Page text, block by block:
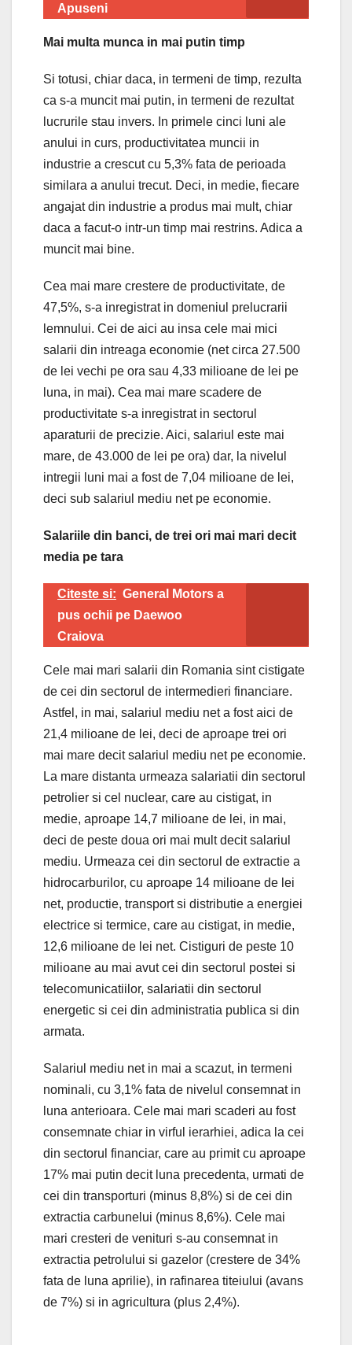
Apuseni
Mai multa munca in mai putin timp
Si totusi, chiar daca, in termeni de timp, rezulta
ca s-a muncit mai putin, in termeni de rezultat
lucrurile stau invers. In primele cinci luni ale
anului in curs, productivitatea muncii in
industrie a crescut cu 5,3% fata de perioada
similara a anului trecut. Deci, in medie, fiecare
angajat din industrie a produs mai mult, chiar
daca a facut-o intr-un timp mai restrins. Adica a
muncit mai bine.
Cea mai mare crestere de productivitate, de
47,5%, s-a inregistrat in domeniul prelucrarii
lemnului. Cei de aici au insa cele mai mici
salarii din intreaga economie (net circa 27.500
de lei vechi pe ora sau 4,33 milioane de lei pe
luna, in mai). Cea mai mare scadere de
productivitate s-a inregistrat in sectorul
aparaturii de precizie. Aici, salariul este mai
mare, de 43.000 de lei pe ora) dar, la nivelul
intregii luni mai a fost de 7,04 milioane de lei,
deci sub salariul mediu net pe economie.
Salariile din banci, de trei ori mai mari decit
media pe tara
Citeste si: General Motors a
pus ochii pe Daewoo
Craiova
Cele mai mari salarii din Romania sint cistigate
de cei din sectorul de intermedieri financiare.
Astfel, in mai, salariul mediu net a fost aici de
21,4 milioane de lei, deci de aproape trei ori
mai mare decit salariul mediu net pe economie.
La mare distanta urmeaza salariatii din sectorul
petrolier si cel nuclear, care au cistigat, in
medie, aproape 14,7 milioane de lei, in mai,
deci de peste doua ori mai mult decit salariul
mediu. Urmeaza cei din sectorul de extractie a
hidrocarburilor, cu aproape 14 milioane de lei
net, productie, transport si distributie a energiei
electrice si termice, care au cistigat, in medie,
12,6 milioane de lei net. Cistiguri de peste 10
milioane au mai avut cei din sectorul postei si
telecomunicatiilor, salariatii din sectorul
energetic si cei din administratia publica si din
armata.
Salariul mediu net in mai a scazut, in termeni
nominali, cu 3,1% fata de nivelul consemnat in
luna anterioara. Cele mai mari scaderi au fost
consemnate chiar in virful ierarhiei, adica la cei
din sectorul financiar, care au primit cu aproape
17% mai putin decit luna precedenta, urmati de
cei din transporturi (minus 8,8%) si de cei din
extractia carbunelui (minus 8,6%). Cele mai
mari cresteri de venituri s-au consemnat in
extractia petrolului si gazelor (crestere de 34%
fata de luna aprilie), in rafinarea titeiului (avans
de 7%) si in agricultura (plus 2,4%).